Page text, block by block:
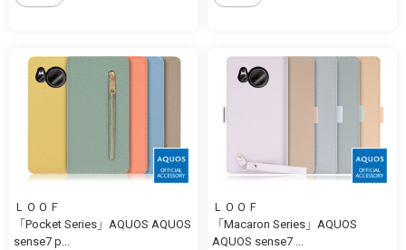
ＬＯＯＦ
「Pocket Series」AQUOS AQUOS
sense7 p...
ＬＯＯＦ
「Macaron Series」AQUOS
AQUOS sense7 ...